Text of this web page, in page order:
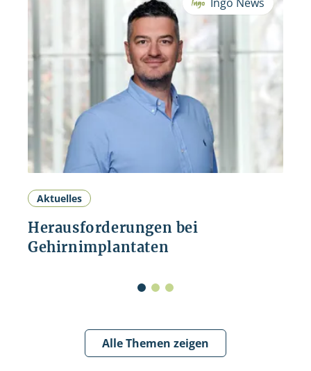
Aktuelles
Herausforderungen bei
Gehirnimplantaten
Alle Themen zeigen